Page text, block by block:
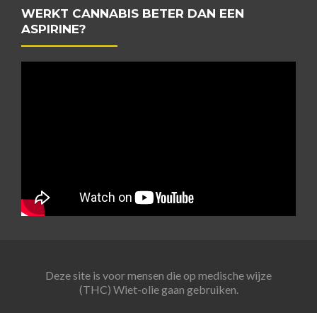
WERKT CANNABIS BETER DAN EEN
ASPIRINE?
Deze site is voor mensen die op medische wijze
(THC) Wiet-olie gaan gebruiken.